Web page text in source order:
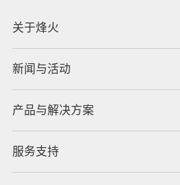
关于烽火
新闻与活动
产品与解决方案
服务支持